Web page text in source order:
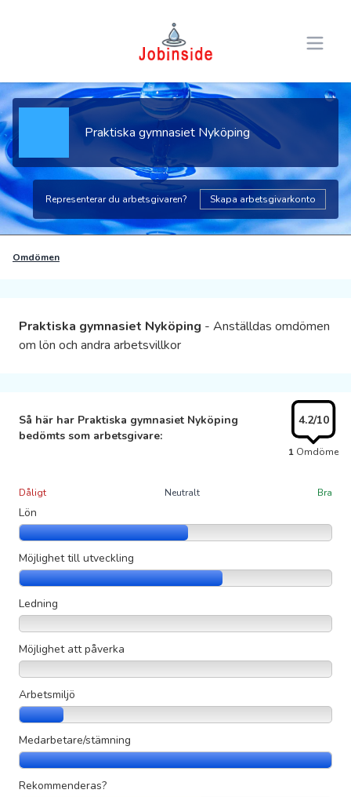
Open
Praktiska gymnasiet Nyköping
Representerar du arbetsgivaren? Skapa arbetsgivarkonto
Omdömen
Praktiska gymnasiet Nyköping - Anställdas omdömen
om lön och andra arbetsvillkor
Så här har Praktiska gymnasiet Nyköping
bedömts som arbetsgivare:
4.2/10
1 Omdöme
Dåligt Neutralt Bra
Lön
Möjlighet till utveckling
Ledning
Möjlighet att påverka
Arbetsmiljö
Medarbetare/stämning
Rekommenderas?